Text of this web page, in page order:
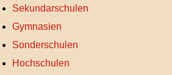
Sekundarschulen
Gymnasien
Sonderschulen
Hochschulen